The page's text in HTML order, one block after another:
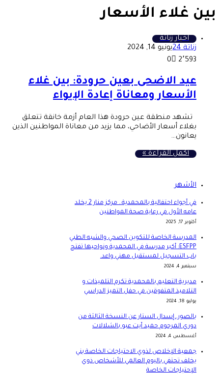
بين غلاء الأسعار
اخبار زناتة
زناتة 24
يونيو 14, 2024
0
2٬593
عيد الاضحى بعين حرودة: بين غلاء
الأسعار ومعاناة إعادة الإيواء
تشهد منطقة عين حرودة هذا العام أزمة خانقة تتعلق
بغلاء أسعار الأضاحي، مما يزيد من معاناة المواطنين الذين
يعانون…
أكمل القراءة »
الأشهر
في أجواء احتفالية بالمحمدية.. مركز منار 2 يخلد
عامه الأول في رعاية صحة المواطنين
أكتوبر 17, 2025
المدرسة الخاصة للتكوين الصحي والشبه الطبي
ESFPP: أكبر مدرسة في المحمدية ونواحيها تفتح
باب التسجيل لمستقبل مهني واعد.
سبتمبر 4, 2024
مديرية التعليم بالمحمدية تكرم التلميذات و
التلاميذ المتفوقين في حفل التميز الدراسي
يوليو 18, 2024
بالصور…إسدال الستار عن النسخة الثالثة من
دوري المرحوم حميد أيت عبو بالشلالات
أغسطس 4, 2024
جمعية الإخلاص لذوي الاحتياجات الخاصة بني
يخلف تحتفي باليوم العالمي للأشخاص ذوي
الإحتياجات الخاصة